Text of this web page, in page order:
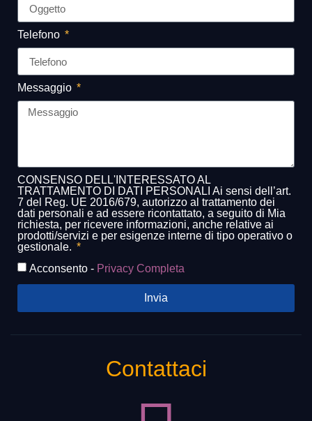
Telefono
Messaggio
CONSENSO DELL'INTERESSATO AL
TRATTAMENTO DI DATI PERSONALI Ai sensi dell’art.
7 del Reg. UE 2016/679, autorizzo al trattamento dei
dati personali e ad essere ricontattato, a seguito di Mia
richiesta, per ricevere informazioni, anche relative ai
prodotti/servizi e per esigenze interne di tipo operativo o
gestionale.
Acconsento - Privacy Completa
Invia
Contattaci